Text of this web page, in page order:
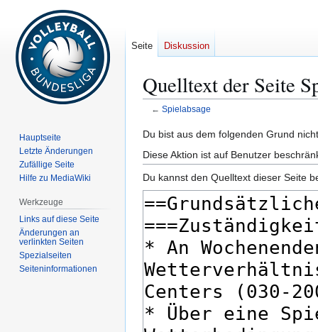
Quelltext der Seite
← Spielabsage
Zur
Navigation
springen
Zur
Suche
springen
Du bist aus dem folgenden Grund
Diese Aktion ist auf Benutzer
Du kannst den Quelltext dieser Seite
Seite Diskussion
Hauptseite
Letzte Änderungen
Zufällige Seite
Hilfe zu MediaWiki
Werkzeuge
Links auf diese Seite
Änderungen an
verlinkten Seiten
Spezialseiten
Seiten­­informationen